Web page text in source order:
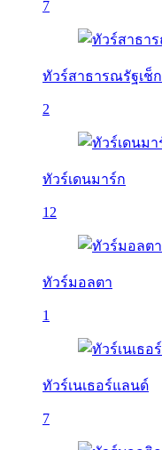
7
ทัวร์สาธารณรัฐเช็ก
2
ทัวร์เดนมาร์ก
12
ทัวร์มอลตา
1
ทัวร์เนเธอร์แลนด์
7